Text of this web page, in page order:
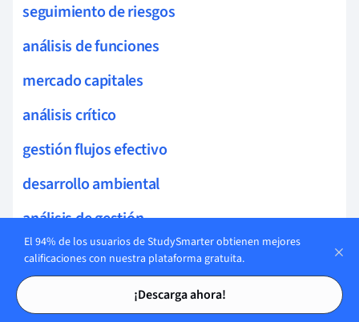
Tarjetas de estudio
Tarjetas de estudio
seguimiento de riesgos
análisis de funciones
mercado capitales
análisis crítico
gestión flujos efectivo
desarrollo ambiental
análisis de gestión
protección biodiversidad
criterios de evaluación
El 94% de los usuarios de StudySmarter obtienen mejores
calificaciones con nuestra plataforma gratuita.
¡Descarga ahora!